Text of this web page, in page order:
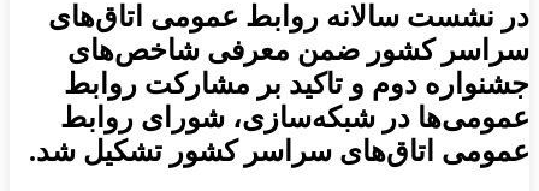
در نشست سالانه روابط عمومی اتاق‌های
سراسر کشور ضمن معرفی شاخص‌های
جشنواره دوم و تاکید بر مشارکت روابط
عمومی‌ها در شبکه‌سازی، شورای روابط
عمومی اتاق‌های سراسر کشور تشکیل شد.